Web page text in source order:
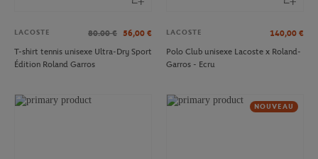
LACOSTE 80.00 € 56,00 €
T-shirt tennis unisexe Ultra-Dry Sport
Édition Roland Garros
LACOSTE 140,00 €
Polo Club unisexe Lacoste x Roland-
Garros - Ecru
NOUVEAU